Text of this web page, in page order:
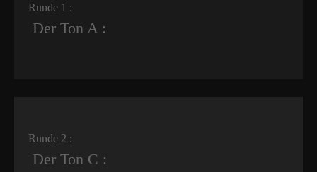
Runde 1 :
Der Ton A :
Runde 2 :
Der Ton C :